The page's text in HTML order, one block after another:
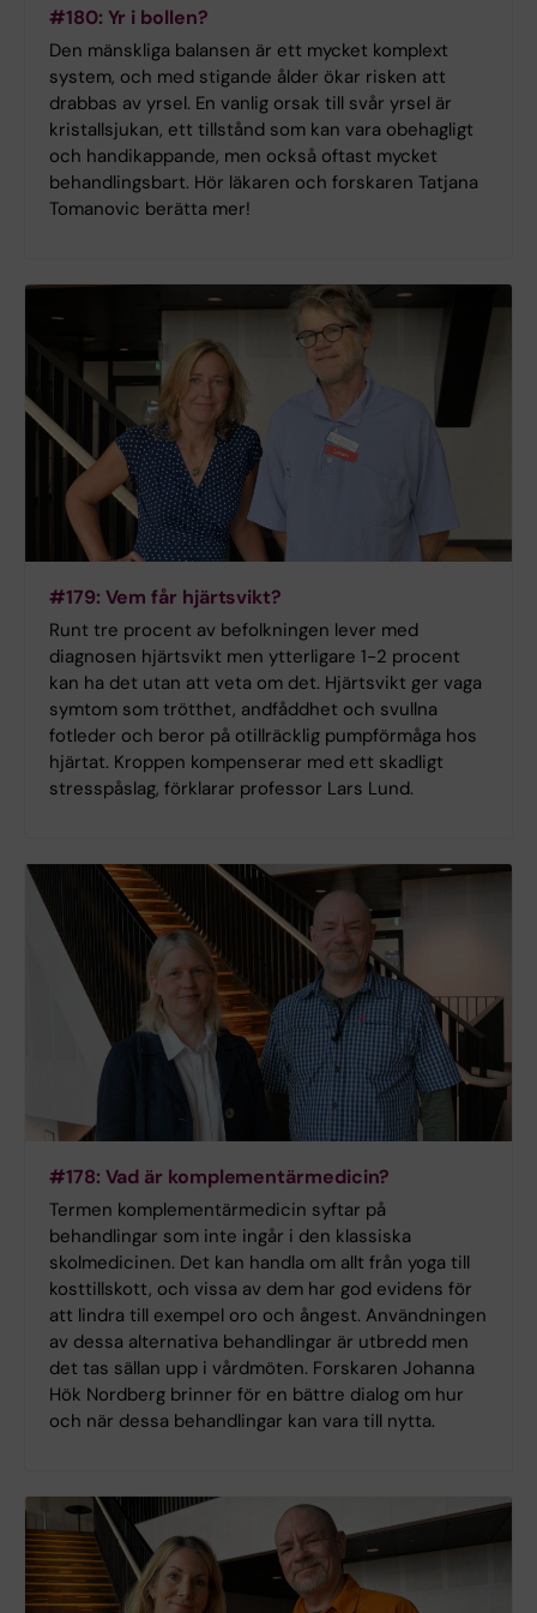
#180: Yr i bollen?
Den mänskliga balansen är ett mycket komplext
system, och med stigande ålder ökar risken att
drabbas av yrsel. En vanlig orsak till svår yrsel är
kristallsjukan, ett tillstånd som kan vara obehagligt
och handikappande, men också oftast mycket
behandlingsbart. Hör läkaren och forskaren Tatjana
Tomanovic berätta mer!
#179: Vem får hjärtsvikt?
Runt tre procent av befolkningen lever med
diagnosen hjärtsvikt men ytterligare 1-2 procent
kan ha det utan att veta om det. Hjärtsvikt ger vaga
symtom som trötthet, andfåddhet och svullna
fotleder och beror på otillräcklig pumpförmåga hos
hjärtat. Kroppen kompenserar med ett skadligt
stresspåslag, förklarar professor Lars Lund.
#178: Vad är komplementärmedicin?
Termen komplementärmedicin syftar på
behandlingar som inte ingår i den klassiska
skolmedicinen. Det kan handla om allt från yoga till
kosttillskott, och vissa av dem har god evidens för
att lindra till exempel oro och ångest. Användningen
av dessa alternativa behandlingar är utbredd men
det tas sällan upp i vårdmöten. Forskaren Johanna
Hök Nordberg brinner för en bättre dialog om hur
och när dessa behandlingar kan vara till nytta.